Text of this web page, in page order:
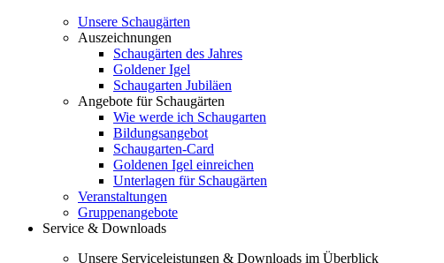
Unsere Schaugärten
Auszeichnungen
Schaugärten des Jahres
Goldener Igel
Schaugarten Jubiläen
Angebote für Schaugärten
Wie werde ich Schaugarten
Bildungsangebot
Schaugarten-Card
Goldenen Igel einreichen
Unterlagen für Schaugärten
Veranstaltungen
Gruppenangebote
Service & Downloads
Unsere Serviceleistungen & Downloads im Überblick